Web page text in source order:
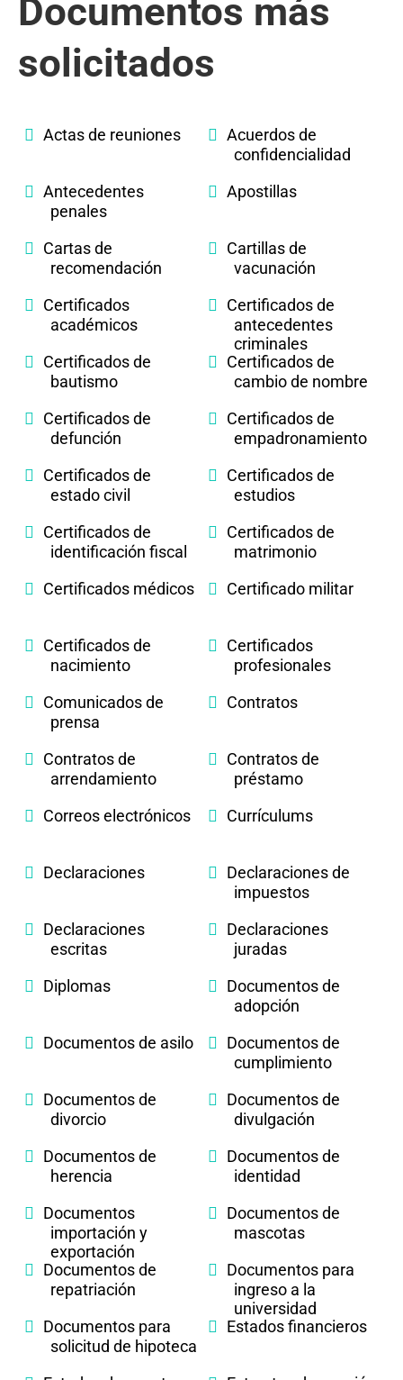
Documentos más
solicitados
Actas de reuniones
Acuerdos de
confidencialidad
Antecedentes
penales
Apostillas
Cartas de
recomendación
Cartillas de
vacunación
Certificados
académicos
Certificados de
antecedentes
criminales
Certificados de
bautismo
Certificados de
cambio de nombre
Certificados de
defunción
Certificados de
empadronamiento
Certificados de
estado civil
Certificados de
estudios
Certificados de
identificación fiscal
Certificados de
matrimonio
Certificados médicos
Certificado militar
Certificados de
nacimiento
Certificados
profesionales
Comunicados de
prensa
Contratos
Contratos de
arrendamiento
Contratos de
préstamo
Correos electrónicos
Currículums
Declaraciones
Declaraciones de
impuestos
Declaraciones
escritas
Declaraciones
juradas
Diplomas
Documentos de
adopción
Documentos de asilo
Documentos de
cumplimiento
Documentos de
divorcio
Documentos de
divulgación
Documentos de
herencia
Documentos de
identidad
Documentos
importación y
exportación
Documentos de
mascotas
Documentos de
repatriación
Documentos para
ingreso a la
universidad
Documentos para
solicitud de hipoteca
Estados financieros